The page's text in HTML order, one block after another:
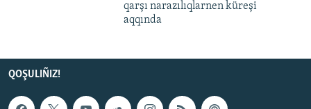
qarşı narazılıqlarnen küreşi
aqqında
QOŞULIÑIZ!